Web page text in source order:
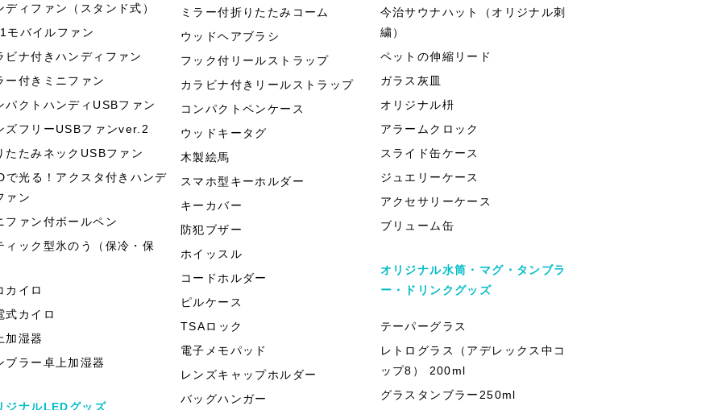
ディファン（スタンド式）
モバイルファン
ビナ付きハンディファン
ー付きミニファン
パクトハンディUSBファン
ズフリーUSBファンver.2
たたみネックUSBファン
で光る！アクスタ付きハンデ
ァン
ファン付ボールペン
ィック型氷のう（保冷・保
カイロ
式カイロ
加湿器
ブラー卓上加湿器
ジナルLEDグッズ
ミラー付折りたたみコーム
ウッドヘアブラシ
フック付リールストラップ
カラビナ付きリールストラップ
コンパクトペンケース
ウッドキータグ
木製絵馬
スマホ型キーホルダー
キーカバー
防犯ブザー
ホイッスル
コードホルダー
ピルケース
TSAロック
電子メモパッド
レンズキャップホルダー
バッグハンガー
今治サウナハット（オリジナル刺
繍）
ペットの伸縮リード
ガラス灰皿
オリジナル枡
アラームクロック
スライド缶ケース
ジュエリーケース
アクセサリーケース
ブリューム缶
オリジナル水筒・マグ・タンブラ
ー・ドリンクグッズ
テーパーグラス
レトログラス（アデレックス中コ
ップ8） 200ml
グラスタンブラー250ml